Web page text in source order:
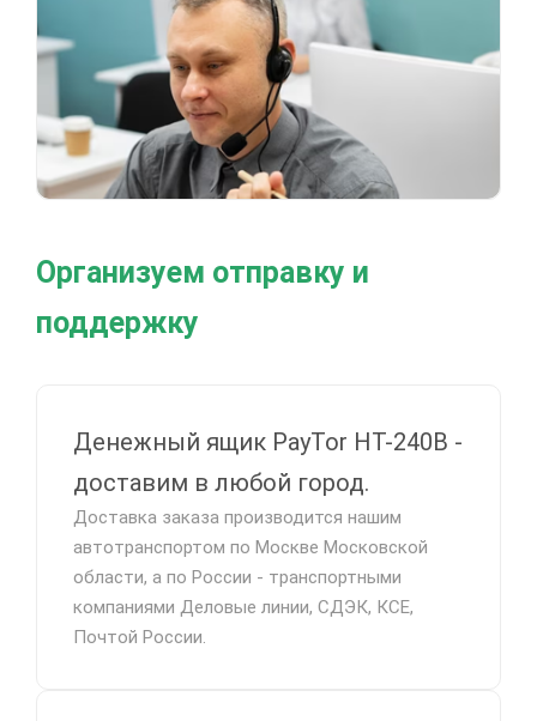
Организуем отправку и
поддержку
Денежный ящик PayTor HT-240B -
доставим в любой город.
Доставка заказа производится нашим
автотранспортом по Москве Московской
области, а по России - транспортными
компаниями Деловые линии, СДЭК, КСЕ,
Почтой России.